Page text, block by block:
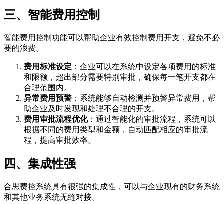
三、智能费用控制
智能费用控制功能可以帮助企业有效控制费用开支，避免不必
要的浪费。
费用标准设定 ：企业可以在系统中设定各项费用的标准
和限额，超出部分需要特别审批，确保每一笔开支都在
合理范围内。
异常费用预警 ：系统能够自动检测并预警异常费用，帮
助企业及时发现和处理不合理的开支。
费用审批流程优化：通过智能化的审批流程，系统可以
根据不同的费用类型和金额，自动匹配相应的审批流
程，提高审批效率。
四、集成性强
合思费控系统具有很强的集成性，可以与企业现有的财务系统
和其他业务系统无缝对接。